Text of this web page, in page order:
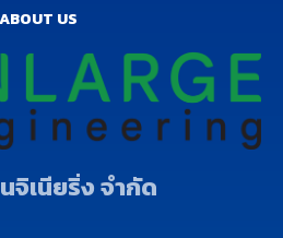
ABOUT US
จิเนียริ่ง จำกัด